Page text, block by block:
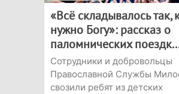
«Всё складывалось так,
нужно Богу»: рассказ о
паломнических
Сотрудники и добровольцы
Православной Службы
свозили ребят из детских